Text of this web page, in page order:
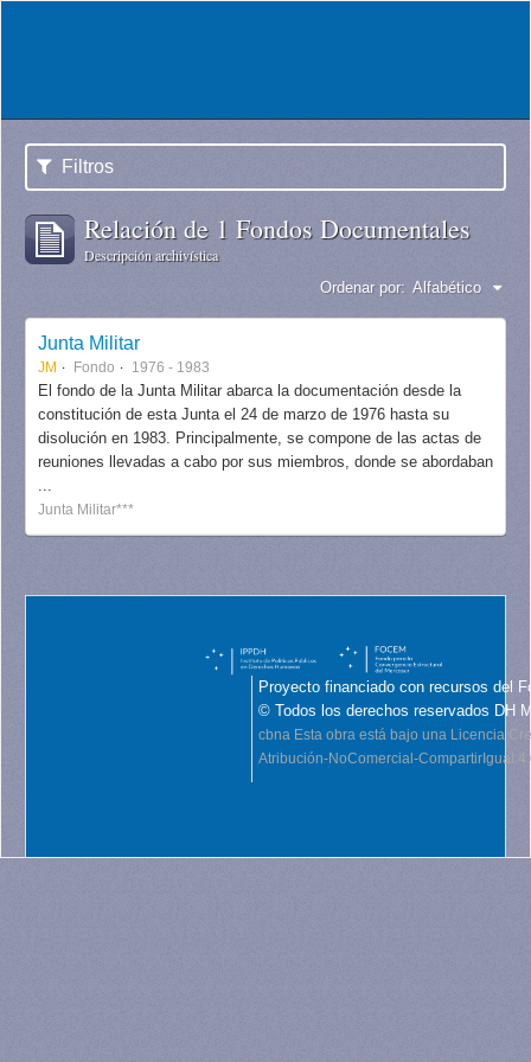
Filtros
Relación de 1 Fondos Documentales
Descripción archivística
Ordenar por: Alfabético
Junta Militar
JM Fondo 1976 - 1983
El fondo de la Junta Militar abarca la documentación desde la
constitución de esta Junta el 24 de marzo de 1976 hasta su
disolución en 1983. Principalmente, se compone de las actas de
reuniones llevadas a cabo por sus miembros, donde se abordaban
...
Junta Militar***
Proyecto financiado con recursos del
© Todos los derechos reservados DH
cbna Esta obra está bajo una Licencia
Atribución-NoComercial-CompartirIgual